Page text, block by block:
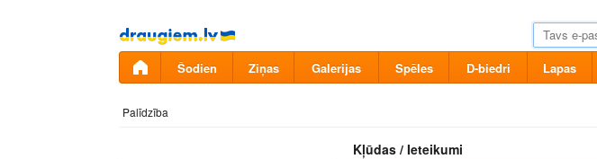
Pāriet
uz
saturu
Šodien Ziņas Galerijas Spēles D-biedri Lapas
Palīdzība
Kļūdas / Ieteikumi